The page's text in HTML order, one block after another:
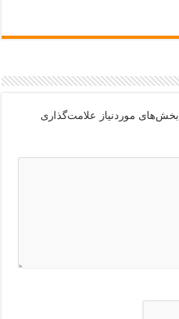
بخش‌های موردنیاز علامت‌گذاری